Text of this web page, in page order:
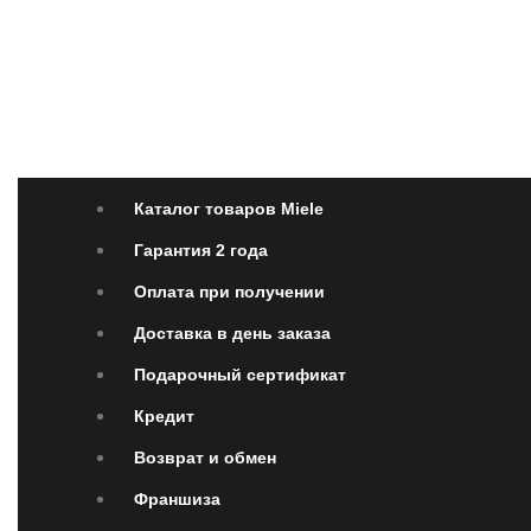
Каталог товаров Miele
Гарантия 2 года
Оплата при получении
Доставка в день заказа
Подарочный сертификат
Кредит
Возврат и обмен
Франшиза